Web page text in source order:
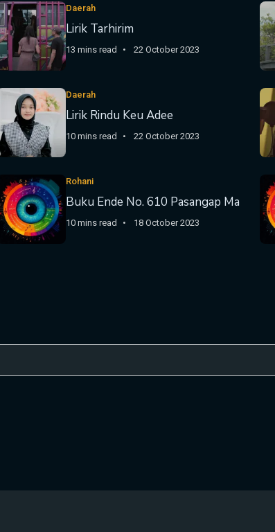
Daerah
Lirik Tarhirim
13 mins read 22 October 2023
Daerah
Lirik Rindu Keu Adee
10 mins read 22 October 2023
Rohani
Buku Ende No. 610 Pasangap Ma
10 mins read 18 October 2023